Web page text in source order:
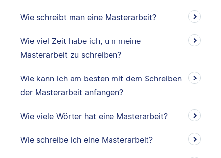
Wie schreibt man eine Masterarbeit?
Wie viel Zeit habe ich, um meine
Masterarbeit zu schreiben?
Wie kann ich am besten mit dem Schreiben
der Masterarbeit anfangen?
Wie viele Wörter hat eine Masterarbeit?
Wie schreibe ich eine Masterarbeit?